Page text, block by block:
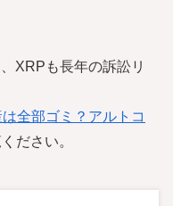
XRPも長年の訴訟リ
全部ゴミ？アルトコ
ださい。